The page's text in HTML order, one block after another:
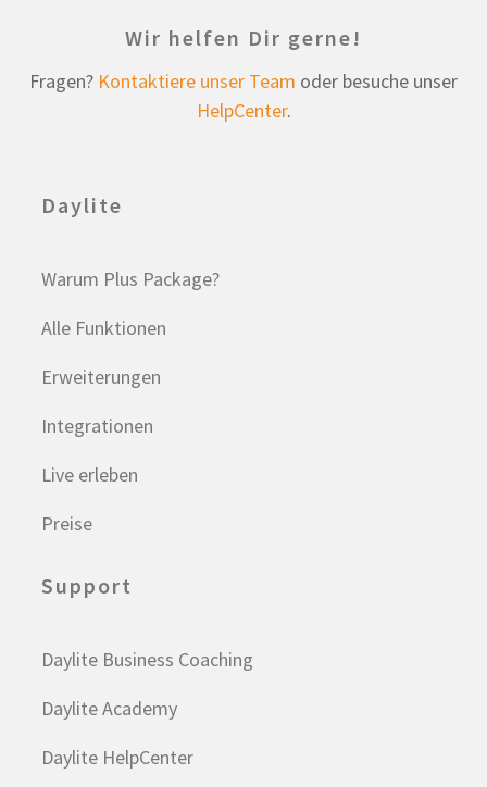
Wir helfen Dir gerne!
Fragen? Kontaktiere unser Team oder besuche unser
HelpCenter.
Daylite
Warum Plus Package?
Alle Funktionen
Erweiterungen
Integrationen
Live erleben
Preise
Support
Daylite Business Coaching
Daylite Academy
Daylite HelpCenter